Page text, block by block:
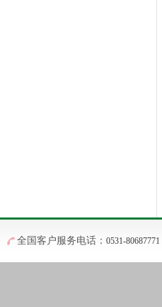
全国客户服务电话： 0531-80687771